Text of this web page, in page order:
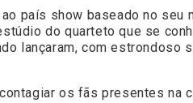
país show baseado no seu
do quarteto que se
lançaram, com estrondoso
os fãs presentes na